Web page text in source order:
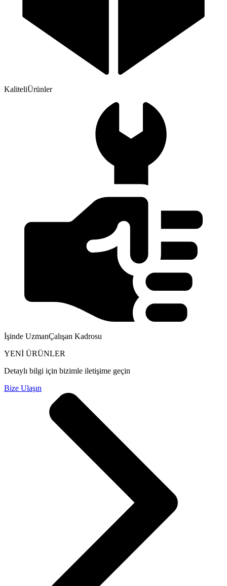
Su Yalıtım
Yapı Malzemeleri ve Tedarik
Alçı ve Alçıpan Ürünleri
KaliteliÜrünler
İşinde UzmanÇalışan Kadrosu
YENİ ÜRÜNLER
Detaylı bilgi için bizimle iletişime geçin
Bize Ulaşın